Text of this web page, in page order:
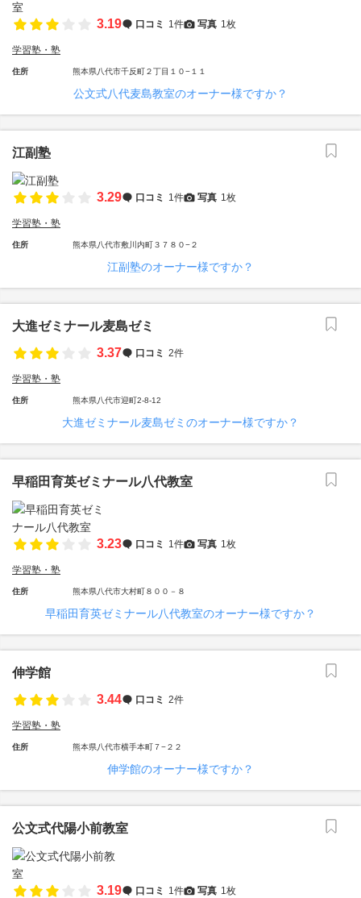
3.19 口コミ 1件 写真 1枚
学習塾・塾
住所 熊本県八代市千反町２丁目１０−１１
公文式八代麦島教室のオーナー様ですか？
江副塾
3.29 口コミ 1件 写真 1枚
学習塾・塾
住所 熊本県八代市敷川内町３７８０−２
江副塾のオーナー様ですか？
大進ゼミナール麦島ゼミ
3.37
口コミ 2件
学習塾・塾
住所 熊本県八代市迎町2-8-12
大進ゼミナール麦島ゼミのオーナー様ですか？
早稲田育英ゼミナール八代教室
3.23 口コミ 1件 写真 1枚
学習塾・塾
住所 熊本県八代市大村町８００－８
早稲田育英ゼミナール八代教室のオーナー様ですか？
伸学館
3.44
口コミ 2件
学習塾・塾
住所 熊本県八代市横手本町７−２２
伸学館のオーナー様ですか？
公文式代陽小前教室
3.19 口コミ 1件 写真 1枚